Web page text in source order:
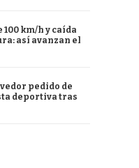
km/h y caída
así avanzan el
pedido de
deportiva tras